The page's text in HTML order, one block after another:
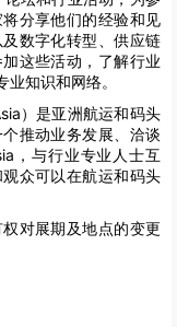
分享他们的经验和见
数字化转型、供应链
这些活动，了解行业
知识和网络。
）是亚洲航运和码头
推动业务发展、洽谈
，与行业专业人士互
众可以在航运和码头
对展期及地点的变更